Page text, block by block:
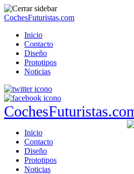
CochesFuturistas.com
Inicio
Contacto
Diseño
Prototipos
Noticias
Inicio
Contacto
Diseño
Prototipos
Noticias